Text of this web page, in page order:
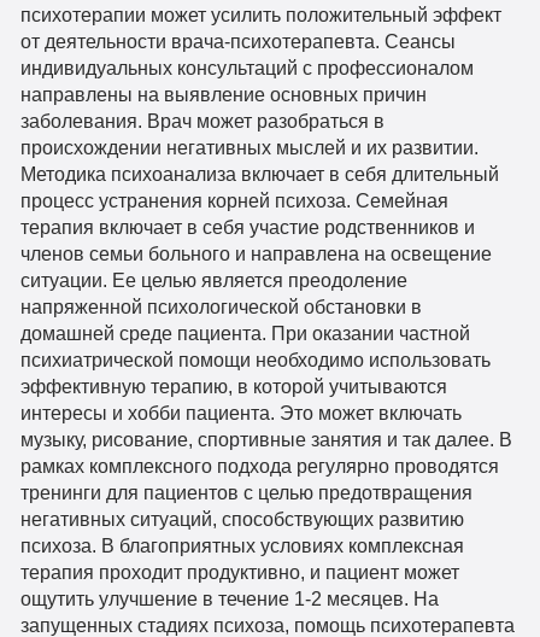
психотерапии может усилить положительный эффект
от деятельности врача-психотерапевта. Сеансы
индивидуальных консультаций с профессионалом
направлены на выявление основных причин
заболевания. Врач может разобраться в
происхождении негативных мыслей и их развитии.
Методика психоанализа включает в себя длительный
процесс устранения корней психоза. Семейная
терапия включает в себя участие родственников и
членов семьи больного и направлена на освещение
ситуации. Ее целью является преодоление
напряженной психологической обстановки в
домашней среде пациента. При оказании частной
психиатрической помощи необходимо использовать
эффективную терапию, в которой учитываются
интересы и хобби пациента. Это может включать
музыку, рисование, спортивные занятия и так далее. В
рамках комплексного подхода регулярно проводятся
тренинги для пациентов с целью предотвращения
негативных ситуаций, способствующих развитию
психоза. В благоприятных условиях комплексная
терапия проходит продуктивно, и пациент может
ощутить улучшение в течение 1-2 месяцев. На
запущенных стадиях психоза, помощь психотерапевта